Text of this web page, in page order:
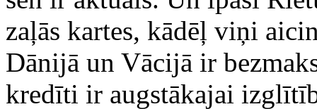
zaļās kartes, kādēļ viņi
Dānijā un Vācijā ir
kredīti ir augstākajai